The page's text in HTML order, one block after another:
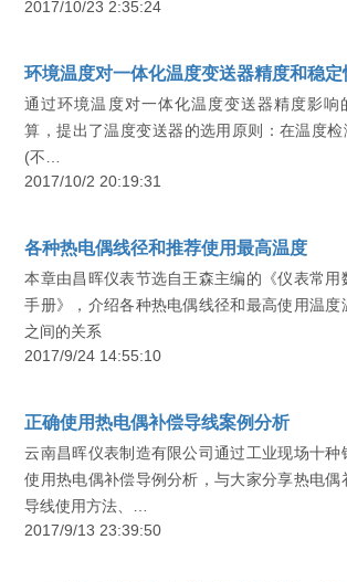
2017/10/23 2:35:24
环境温度对一体化温度变送器精度和稳定
通过环境温度对一体化温度变送器精度影响
算，提出了温度变送器的选用原则：在温度
(不…
2017/10/2 20:19:31
各种热电偶线径和推荐使用最高温度
本章由昌晖仪表节选自王森主编的《仪表常用
手册》，介绍各种热电偶线径和最高使用温度
之间的关系
2017/9/24 14:55:10
正确使用热电偶补偿导线案例分析
云南昌晖仪表制造有限公司通过工业现场十种
使用热电偶补偿导例分析，与大家分享热电偶
导线使用方法、…
2017/9/13 23:39:50